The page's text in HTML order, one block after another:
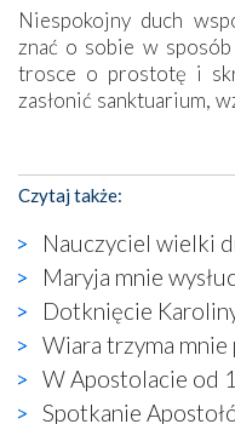
Niespokojny duch
znać o sobie w
trosce o prostotę i
zasłonić sanktuarium,
katolickiego kultu.
autentyczną wiarą
kaplice, w których
skrzynkę na narzędzia?
tuż przy nowej
zamiast Chrystusa
wyjętą ze
kontekście naszych
wizerunek Zbawiciela…
Zatem nawet w
Czytaj także:
Nauczyciel wielki
Maryja mnie
Dotknięcie
Wiara trzyma mnie
W Apostolacie od
Spotkanie